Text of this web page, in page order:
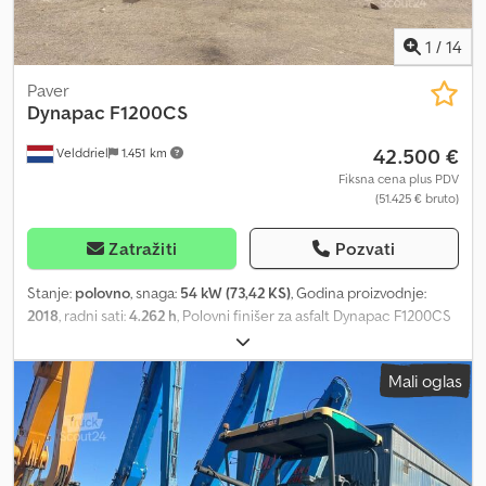
1 / 14
Velddriel 1.451 km
Paver
Dynapac F1200CS
42.500 €
Fiksna cena plus PDV
(51.425 € bruto)
Zatražiti Pozvati
Stanje: polovno, snaga: 54 kW (73,42 KS), Godina proizvodnje:
2018, radni sati:4.262 h, Polovni finišer za asfalt Dynapac F1200CS
– 2018 – Na prodaju kod BIG Machinery Dkodpjzp Eiajfx Ahyjr Ovaj
finišer za asfalt Dynapac F1200CS je sada dostupan za prodaju
kod BIG Machinery u Holandiji. Proizveden je u Nemačkoj 2018.
godine i ima 4.262 radna sata, sa CE sertifikatom. Mašinu pokreće
pouzdan motor Deutz TD2.9 L4 snage 54 kW, koji omogućava
efikasan rad u širokom spektru primena u asfaltiranju. Kompaktan,
produktivan i lak za upravljanje, Dynapac F1200CS je odličan izbor
Mali oglas